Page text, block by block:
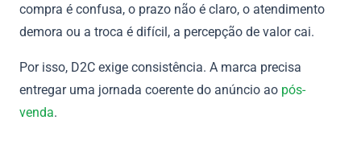
compra é confusa, o prazo não é claro, o atendimento
demora ou a troca é difícil, a percepção de valor cai.
Por isso, D2C exige consistência. A marca precisa
entregar uma jornada coerente do anúncio ao pós-
venda.